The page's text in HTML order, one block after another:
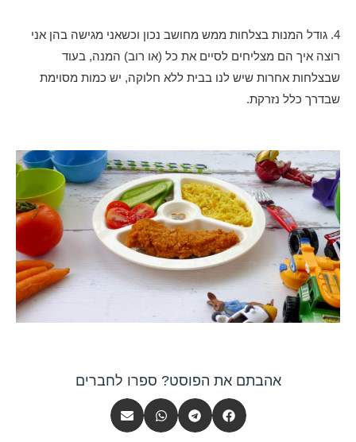
4. גודל המנות בצלחות ממש מחושב נכון וכשאני מגישה בהן אני
רוצה איך הם מצליחים לסיים את כל (או רוב) המנה, בעוד
שבצלחות אחרות שיש לנו בבית ללא חלוקה, יש כמות מסוימת
שבדרך כלל נזרקת.
אהבתם את הפוסט? ספרו לחברים